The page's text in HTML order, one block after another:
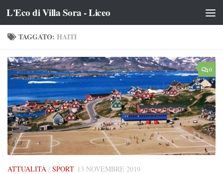
Salta al contenuto
L'Eco di Villa Sora - Liceo
TAGGATO: HAITI
0
ATTUALITÀ / SPORT 13 NOVEMBRE 2019